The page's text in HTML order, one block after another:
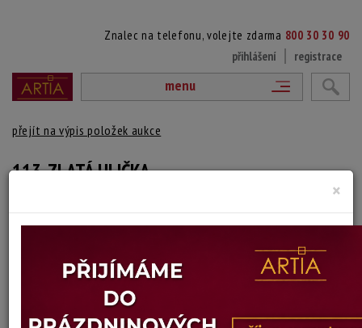
Znalec na telefonu, volejte zdarma 800 30 30 90
přihlášení
registrace
menu
přejít na výpis položek aukce
113. ZLATÁ ULIČKA
(1903 Čáslav - ?)
Signováno a datováno vpravo dole, paspartováno a zaskleno
Technika: linoryt, datace: 1985
Šířka: 7 cm, výška: 10 cm, rámování: pasparta. 30 x 18 cm
Stav: dobrý
×